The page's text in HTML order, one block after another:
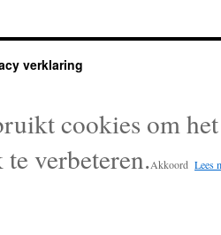
verklaring
cookies om
verbeteren.Akkoord Lees